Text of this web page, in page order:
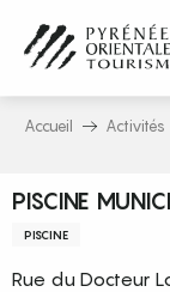
contenu
principal
Accueil Activités
PISCINE
PISCINE
Rue du Docteur